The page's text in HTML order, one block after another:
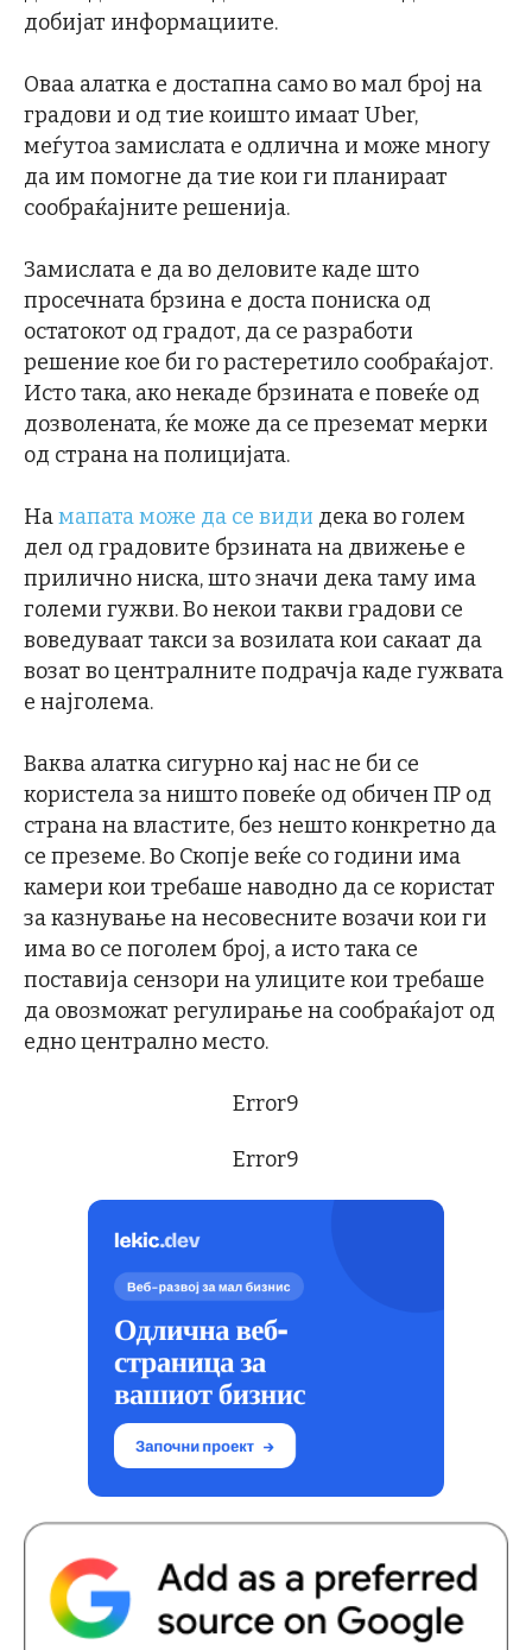
добијат информациите.
Оваа алатка е достапна само во мал број на
градови и од тие коишто имаат Uber,
меѓутоа замислата е одлична и може многу
да им помогне да тие кои ги планираат
сообраќајните решенија.
Замислата е да во деловите каде што
просечната брзина е доста пониска од
остатокот од градот, да се разработи
решение кое би го растеретило сообраќајот.
Исто така, ако некаде брзината е повеќе од
дозволената, ќе може да се преземат мерки
од страна на полицијата.
Намапата може да се види дека во голем
дел од градовите брзината на движење е
прилично ниска, што значи дека таму има
големи гужви. Во некои такви градови се
воведуваат такси за возилата кои сакаат да
возат во централните подрачја каде гужвата
е најголема.
Ваква алатка сигурно кај нас не би се
користела за ништо повеќе од обичен ПР од
страна на властите, без нешто конкретно да
се преземе. Во Скопје веќе со години има
камери кои требаше наводно да се користат
за казнување на несовесните возачи кои ги
има во се поголем број, а исто така се
поставија сензори на улиците кои требаше
да овозможат регулирање на сообраќајот од
едно централно место.
Error9
Error9